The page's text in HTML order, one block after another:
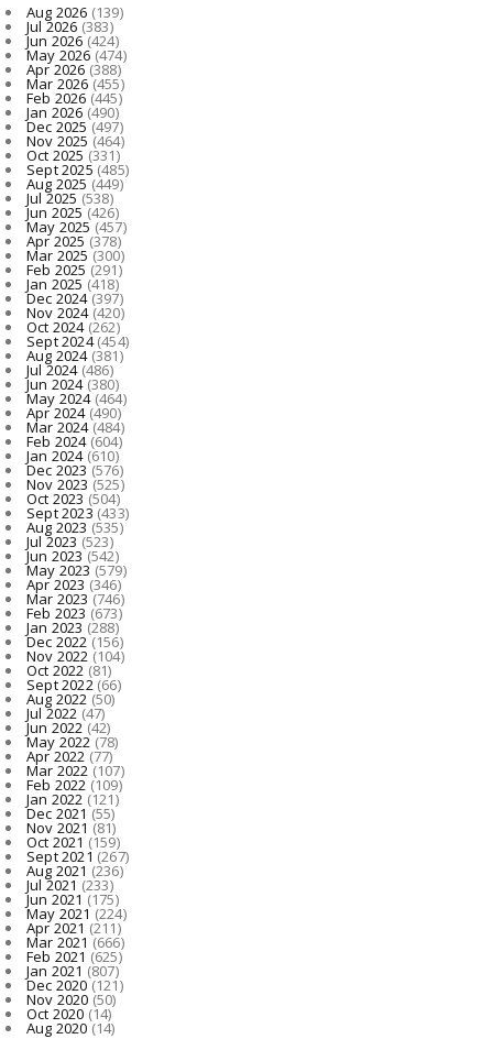
Aug 2026 (139)
Jul 2026 (383)
Jun 2026(424)
May 2026(474)
Apr 2026 (388)
Mar 2026(455)
Feb 2026 (445)
Jan 2026 (490)
Dec 2025(497)
Nov 2025 (464)
Oct 2025 (331)
Sept 2025 (485)
Aug 2025 (449)
Jul 2025 (538)
Jun 2025(426)
May 2025(457)
Apr 2025 (378)
Mar 2025 (300)
Feb 2025 (291)
Jan 2025 (418)
Dec 2024(397)
Nov 2024(420)
Oct 2024(262)
Sept 2024(454)
Aug 2024(381)
Jul 2024(486)
Jun 2024(380)
May 2024(464)
Apr 2024(490)
Mar 2024(484)
Feb 2024(604)
Jan 2024(610)
Dec 2023(576)
Nov 2023 (525)
Oct 2023 (504)
Sept 2023 (433)
Aug 2023 (535)
Jul 2023 (523)
Jun 2023(542)
May 2023(579)
Apr 2023 (346)
Mar 2023 (746)
Feb 2023 (673)
Jan 2023 (288)
Dec 2022(156)
Nov 2022 (104)
Oct 2022 (81)
Sept 2022(66)
Aug 2022 (50)
Jul 2022 (47)
Jun 2022(42)
May 2022(78)
Apr 2022 (77)
Mar 2022(107)
Feb 2022 (109)
Jan 2022 (121)
Dec 2021 (55)
Nov 2021 (81)
Oct 2021 (159)
Sept 2021 (267)
Aug 2021 (236)
Jul 2021 (233)
Jun 2021(175)
May 2021(224)
Apr 2021 (211)
Mar 2021 (666)
Feb 2021 (625)
Jan 2021 (807)
Dec 2020(121)
Nov 2020 (50)
Oct 2020 (14)
Aug 2020(14)